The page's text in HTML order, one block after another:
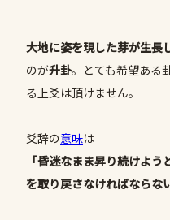
大地に姿を現した芽が生長
のが升卦。とても希望ある
る上爻は頂けません。
爻辞の意味は
「昏迷なまま昇り続けよ
を取り戻さなければならな